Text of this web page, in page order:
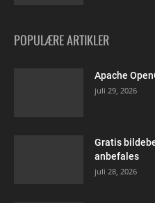
POPULÆRE ARTIKLER
Apache
juli 29, 2026
Gratis
anbefales
juli 28, 2026